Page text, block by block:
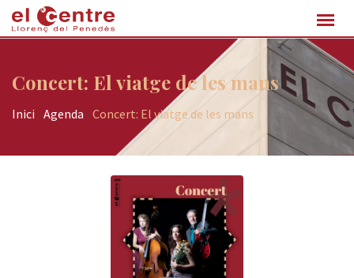
Concert: El viatge de les mans
Inici -Agenda -Concert: El viatge de les mans